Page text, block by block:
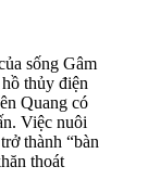
sống Gâm
thủy điện
Quang có
Việc nuôi
thành “bàn
thoát